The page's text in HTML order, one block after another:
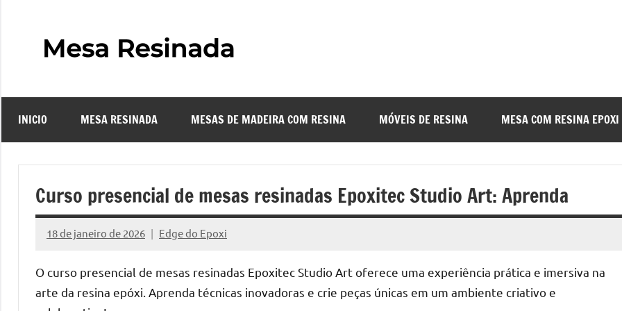
Resinada
–
Como
Fazer
uma
Mesa
resinadas,
a
elegância
se
encontra
INICIO MESA RESINADA MESAS DE MADEIRA COM RESINA MÓVEIS DE RESINA MESA COM RESINA EPOXI
Curso presencial de mesas resinadas Epoxitec Studio Art: Aprenda
18 de janeiro de 2026 Edge do Epoxi
Nenhum
O curso presencial de mesas resinadas Epoxitec Studio Art oferece uma experiência prática e imersiva na
arte da resina epóxi. Aprenda técnicas inovadoras e crie peças únicas em um ambiente criativo e